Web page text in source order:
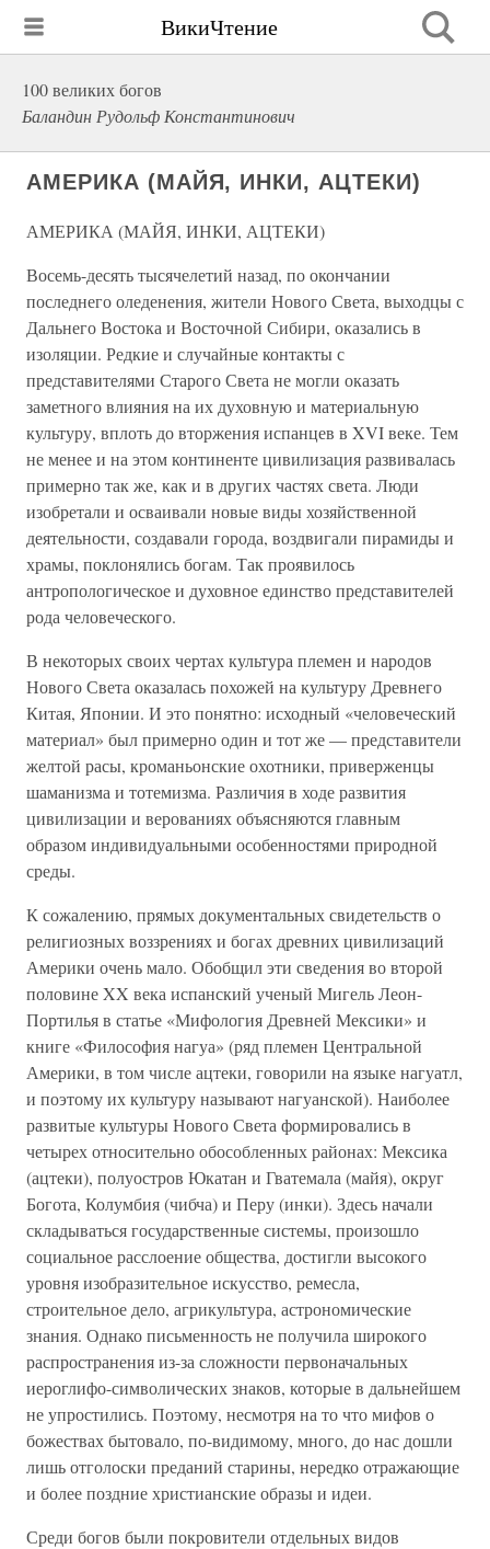
ВикиЧтение
100 великих богов
Баландин Рудольф Константинович
АМЕРИКА (МАЙЯ, ИНКИ, АЦТЕКИ)
АМЕРИКА (МАЙЯ, ИНКИ, АЦТЕКИ)
Восемь-десять тысячелетий назад, по окончании
последнего оледенения, жители Нового Света, выходцы с
Дальнего Востока и Восточной Сибири, оказались в
изоляции. Редкие и случайные контакты с
представителями Старого Света не могли оказать
заметного влияния на их духовную и материальную
культуру, вплоть до вторжения испанцев в XVI веке. Тем
не менее и на этом континенте цивилизация развивалась
примерно так же, как и в других частях света. Люди
изобретали и осваивали новые виды хозяйственной
деятельности, создавали города, воздвигали пирамиды и
храмы, поклонялись богам. Так проявилось
антропологическое и духовное единство представителей
рода человеческого.
В некоторых своих чертах культура племен и народов
Нового Света оказалась похожей на культуру Древнего
Китая, Японии. И это понятно: исходный «человеческий
материал» был примерно один и тот же — представители
желтой расы, кроманьонские охотники, приверженцы
шаманизма и тотемизма. Различия в ходе развития
цивилизации и верованиях объясняются главным
образом индивидуальными особенностями природной
среды.
К сожалению, прямых документальных свидетельств о
религиозных воззрениях и богах древних цивилизаций
Америки очень мало. Обобщил эти сведения во второй
половине XX века испанский ученый Мигель Леон-
Портилья в статье «Мифология Древней Мексики» и
книге «Философия нагуа» (ряд племен Центральной
Америки, в том числе ацтеки, говорили на языке нагуатл,
и поэтому их культуру называют нагуанской). Наиболее
развитые культуры Нового Света формировались в
четырех относительно обособленных районах: Мексика
(ацтеки), полуостров Юкатан и Гватемала (майя), округ
Богота, Колумбия (чибча) и Перу (инки). Здесь начали
складываться государственные системы, произошло
социальное расслоение общества, достигли высокого
уровня изобразительное искусство, ремесла,
строительное дело, агрикультура, астрономические
знания. Однако письменность не получила широкого
распространения из-за сложности первоначальных
иероглифо-символических знаков, которые в дальнейшем
не упростились. Поэтому, несмотря на то что мифов о
божествах бытовало, по-видимому, много, до нас дошли
лишь отголоски преданий старины, нередко отражающие
и более поздние христианские образы и идеи.
Среди богов были покровители отдельных видов